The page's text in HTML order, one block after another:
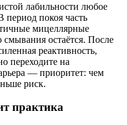
лабильности любое
покоя часть
мицеллярные
остаётся. После
реактивность,
переходите на
— приоритет: чем
риск.
практика